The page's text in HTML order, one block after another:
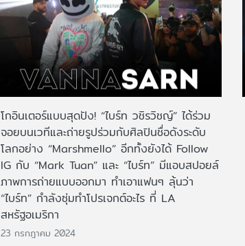
โกอินเตอร์แบบสุดปัง! “ไบร์ท วชิรวิชญ์” ได้ร่วม
จอยบนเวทีและถ่ายรูปร่วมกับศิลปินชื่อดังระดับ
โลกอย่าง “Marshmello” อีกทั้งยังได้ Follow
IG กับ “Mark Tuan” และ “ไบร์ท” มีแอบสปอยล์
ภาพการถ่ายแบบออกมา ทำเอาแฟนๆ ลุ้นว่า
“ไบร์ท” กำลังซุ่มทำโปรเจกต์อะไร ที่ LA
สหรัฐอเมริกา
23 กรกฎาคม 2024